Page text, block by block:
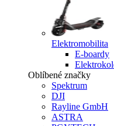
Elektromobilita
E-boardy
Oblíbené značky
Spektrum
DJI
Rayline GmbH
ASTRA